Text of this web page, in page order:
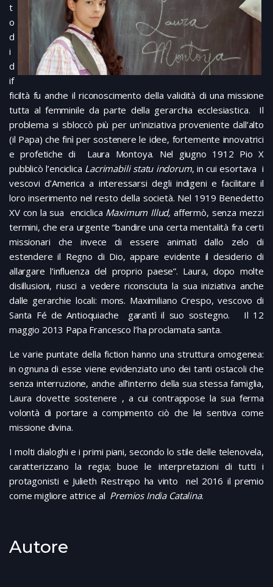
t
o
d
i
d
if
ficiltà fu anche il riconoscimento della validità di una missione
tutta al femminile da parte della gerarchia ecclesiastica. Il
problema si sbloccò più per un’iniziativa proveniente dall’alto
(il Papa) che finì per sostenere le idee, fortemente innovatrici
e profetiche di Laura Montoya. Nel giugno 1912 Pio X
pubblicò l’enciclica Lacrimabili statu indorum, in cui esortava i
vescovi d’America a interessarsi degli indigeni e facilitare il
loro inserimento nel resto della società. Nel 1919 Benedetto
XV con la sua enciclica Maximum Illud, affermò, senza mezzi
termini, che era urgente “bandire una certa mentalità fra certi
missionari che invece di essere animati dallo zelo di
estendere il Regno di Dio, appare evidente il desiderio di
allargare l’influenza del proprio paese”. Laura, dopo molte
disillusioni, riusci a vedere riconsciuta la sua iniziativa anche
dalle gerarchie locali: mons. Maximiliano Crespo, vescovo di
Santa Fé de Antioquiache garantì il suo sostegno. Il 12
maggio 2013 Papa Francesco l’ha proclamata santa.
Le varie puntate della fiction hanno una struttura omogenea:
in ognuna di esse viene evidenziato uno dei tanti ostacoli che
senza interruzione, anche all’interno della sua stessa famiglia,
Laura dovette sostenere , a cui contrappose la sua ferma
volontà di portare a compimento ciò che lei sentiva come
missione divina.
I molti dialoghi e i primi piani, secondo lo stile delle telenovela,
caratterizzano la regia; buoe le interpretazioni di tutti i
protagonisti e Julieth Restrepo ha vinto nel 2016 il premio
come migliore attrice al Premios India Catalina.
Autore